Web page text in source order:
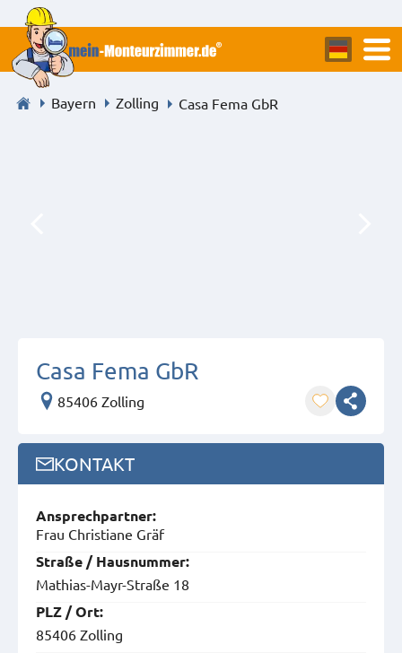
Bayern Zolling Casa Fema GbR
Casa Fema GbR
85406 Zolling
KONTAKT
Ansprech­partner:
Frau Christiane Gräf
Straße / Hausnummer:
Mathias-Mayr-Straße 18
PLZ / Ort:
85406 Zolling